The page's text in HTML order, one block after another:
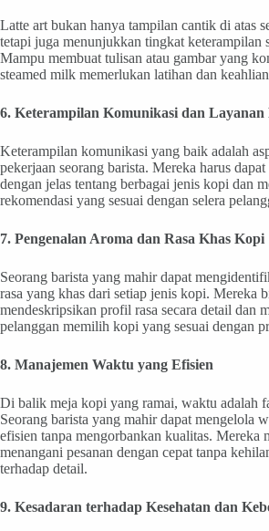
Latte art bukan hanya tampilan cantik di atas
tetapi juga menunjukkan tingkat keterampilan
Mampu membuat tulisan atau gambar yang
steamed milk memerlukan latihan dan
6. Keterampilan Komunikasi dan Layanan
Keterampilan komunikasi yang baik adalah
pekerjaan seorang barista. Mereka harus
dengan jelas tentang berbagai jenis kopi dan
rekomendasi yang sesuai dengan selera
7. Pengenalan Aroma dan Rasa Khas Kopi
Seorang barista yang mahir dapat
rasa yang khas dari setiap jenis kopi. Mereka
mendeskripsikan profil rasa secara detail dan
pelanggan memilih kopi yang sesuai dengan
8. Manajemen Waktu yang Efisien
Di balik meja kopi yang ramai, waktu adalah
Seorang barista yang mahir dapat mengelola
efisien tanpa mengorbankan kualitas. Mereka
menangani pesanan dengan cepat tanpa
terhadap detail.
9. Kesadaran terhadap Kesehatan dan